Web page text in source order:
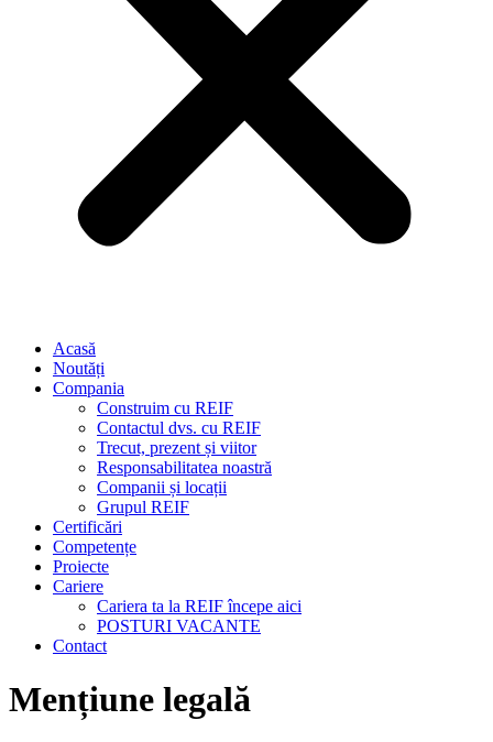
Acasă
Noutăți
Compania
Construim cu REIF
Contactul dvs. cu REIF
Trecut, prezent și viitor
Responsabilitatea noastră
Companii și locații
Grupul REIF
Certificări
Competențe
Proiecte
Cariere
Cariera ta la REIF începe aici
POSTURI VACANTE
Contact
Mențiune legală